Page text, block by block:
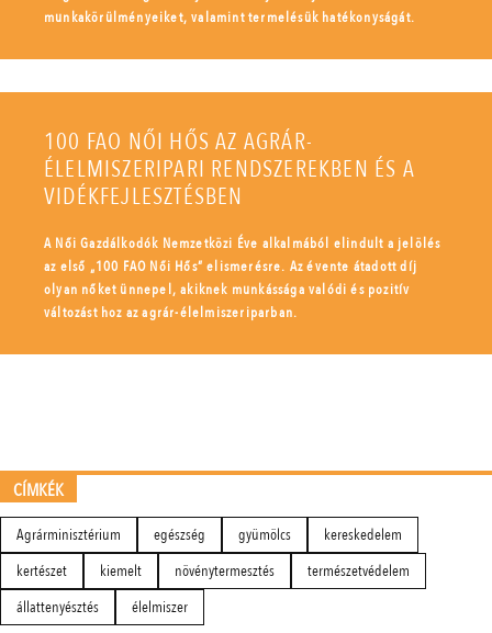
munkakörülményeiket, valamint termelésük hatékonyságát.
100 FAO NŐI HŐS AZ AGRÁR-
ÉLELMISZERIPARI RENDSZEREKBEN ÉS A
VIDÉKFEJLESZTÉSBEN
A Női Gazdálkodók Nemzetközi Éve alkalmából elindult a jelölés
az első „100 FAO Női Hős” elismerésre. Az évente átadott díj
olyan nőket ünnepel, akiknek munkássága valódi és pozitív
változást hoz az agrár-élelmiszeriparban.
CÍMKÉK
Agrárminisztérium egészség gyümölcs
kereskedelem
kertészet
kiemelt növénytermesztés
természetvédelem
állattenyésztés
élelmiszer